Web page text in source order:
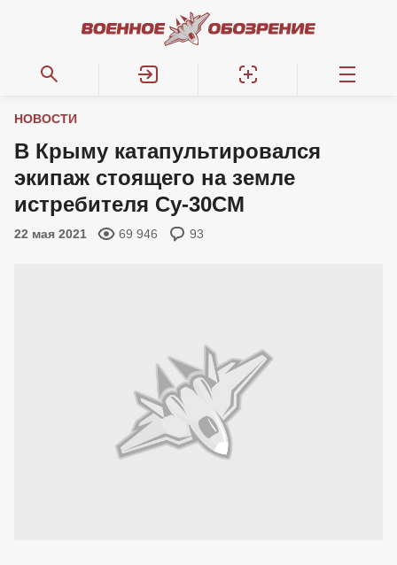
НОВОСТИ
В Крыму катапультировался
экипаж стоящего на земле
истребителя Су-30СМ
22 мая 2021 69 946 93